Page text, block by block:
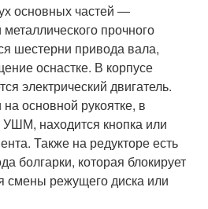
основных частей —
прочного
шестерни привода вала,
оснастке. В корпусе
электрический двигатель.
основной рукоятке, в
находится кнопка или
Также на редукторе есть
болгарки, которая блокирует
смены режущего диска или